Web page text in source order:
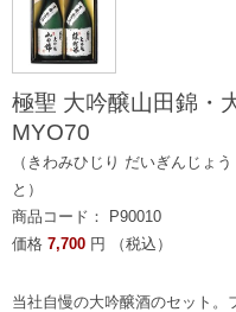
極聖 大吟醸山田錦・
MYO70
（きわみひじり だいぎんじょ
と）
商品コード： P90010
価格 7,700 円 （税込）
当社自慢の大吟醸酒のセット